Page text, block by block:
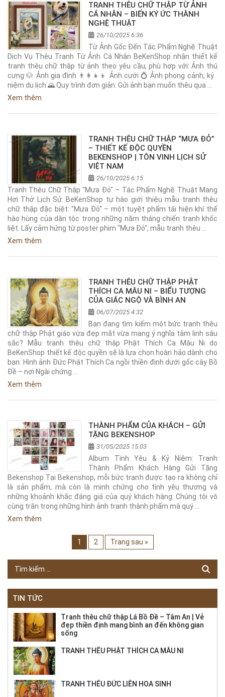
TRANH THÊU CHỮ THẬP TỪ ẢNH
CÁ NHÂN – BIẾN KÝ ỨC THÀNH
NGHỆ THUẬT
26/10/2025 6:36
Từ Ảnh Gốc Đến Tác Phẩm Nghệ Thuật
Dịch Vụ Thêu Tranh Từ Ảnh Cá Nhân BeKenShop nhận thiết kế
tranh thêu chữ thập từ ảnh theo yêu cầu, phù hợp với: Ảnh thú
cưng 🐶 Ảnh gia đình 👨‍👩‍👧‍👦 Ảnh cưới 💍 Ảnh phong cảnh, kỷ
niệm du lịch 🌄 Quy trình đơn giản: Gửi ảnh bạn muốn thêu qua …
Xem thêm
TRANH THÊU CHỮ THẬP “MƯA ĐỎ”
– THIẾT KẾ ĐỘC QUYỀN
BEKENSHOP | TÔN VINH LỊCH SỬ
VIỆT NAM
26/10/2025 6:15
Tranh Thêu Chữ Thập "Mưa Đỏ" – Tác Phẩm Nghệ Thuật Mang
Hơi Thở Lịch Sử. BeKenShop tự hào giới thiệu mẫu tranh thêu
chữ thập đặc biệt: "Mưa Đỏ" – một tuyệt phẩm tái hiện khí thế
hào hùng của dân tộc trong những năm tháng chiến tranh khốc
liệt. Lấy cảm hứng từ poster phim "Mưa Đỏ", mẫu tranh thêu …
Xem thêm
TRANH THÊU CHỮ THẬP PHẬT
THÍCH CA MÂU NI – BIỂU TƯỢNG
CỦA GIÁC NGỘ VÀ BÌNH AN
06/07/2025 4:32
Bạn đang tìm kiếm một bức tranh thêu
chữ thập Phật giáo vừa đẹp mắt vừa mang ý nghĩa tâm linh sâu
sắc? Mẫu tranh thêu chữ thập Phật Thích Ca Mâu Ni do
BeKenShop thiết kế độc quyền sẽ là lựa chọn hoàn hảo dành cho
bạn. Hình ảnh Đức Phật Thích Ca ngồi thiền định dưới gốc cây Bồ
Đề – nơi Ngài chứng …
Xem thêm
THÀNH PHẨM CỦA KHÁCH – GỬI
TẶNG BEKENSHOP
31/05/2025 15:03
Album Tình Yêu & Kỷ Niệm: Tranh
Thành Phẩm Khách Hàng Gửi Tặng
Bekenshop Tại Bekenshop, mỗi bức tranh được tạo ra không chỉ
là sản phẩm, mà còn là minh chứng cho tình yêu thương và
những khoảnh khắc đáng giá của quý khách hàng. Chúng tôi vô
cùng trân trọng những hình ảnh tranh thành phẩm mà quý …
Xem thêm
1 2 Trang sau »
TIN TỨC
Tranh thêu chữ thập Lá Bồ Đề – Tâm An | Vẻ
đẹp thiền định mang bình an đến không gian
sống
TRANH THÊU PHẬT THÍCH CA MÂU NI
TRANH THÊU ĐỨC LIÊN HOA SINH